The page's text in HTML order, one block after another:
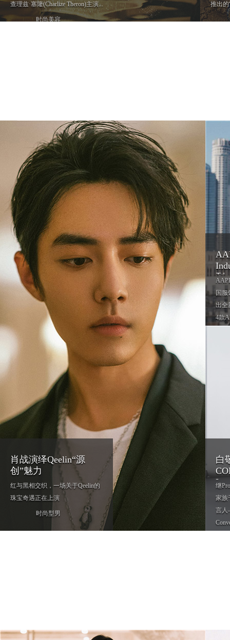
查理兹·塞隆(Charlize Theron)主演...
时尚美容
推出
肖战演绎Qeelin“源
创”魅力
红与黑相交织，一场关于Qeelin的
珠宝奇遇正在上演
时尚型男
列
国服
出全
4款
白
继
家族
言